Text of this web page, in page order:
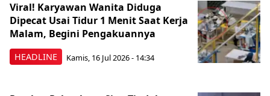
HEADLINE
Viral! Karyawan Wanita Diduga
Dipecat Usai Tidur 1 Menit Saat Kerja
Malam, Begini Pengakuannya
Kamis, 16 Jul 2026 - 14:34